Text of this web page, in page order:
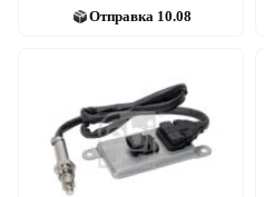
Отправка 10.08